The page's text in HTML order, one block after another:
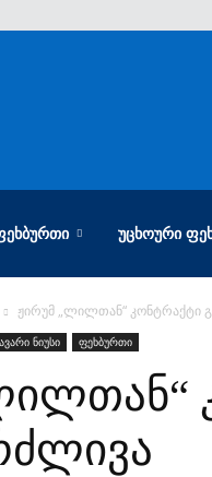
ᲣᲪᲮᲝᲣᲠᲘ
ჟირუმ „ლილთან“ კონტრაქტი
ნიუსი ფეხბურთი